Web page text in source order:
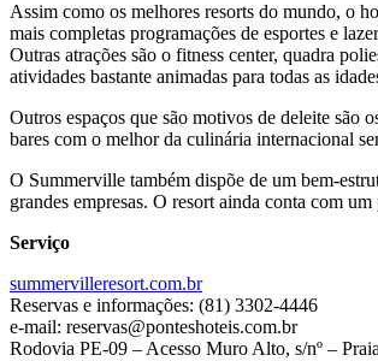
Assim como os melhores resorts do mundo, o
mais completas programações de esportes e
Outras atrações são o fitness center, quadra
atividades bastante animadas para todas as
Outros espaços que são motivos de deleite são
bares com o melhor da culinária internacional
O Summerville também dispõe de um bem-
grandes empresas. O resort ainda conta com
Serviço
summervilleresort.com.br
Reservas e informações: (81) 3302-4446
e-mail: reservas@ponteshoteis.com.br
Rodovia PE-09 – Acesso Muro Alto, s/nº –